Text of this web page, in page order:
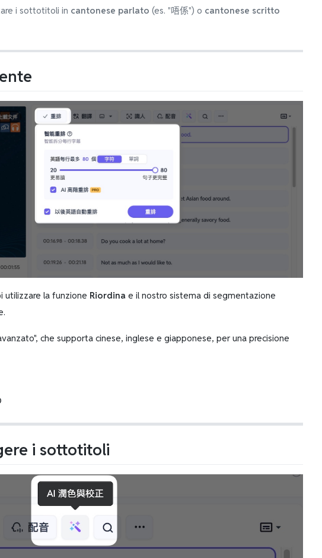
i sottotitoli in cantonese parlato (es. "唔係") o cantonese scritto
utilizzare la funzione Riordina e il nostro sistema di segmentazione
che supporta cinese, inglese e giapponese, per una precisione
i sottotitoli